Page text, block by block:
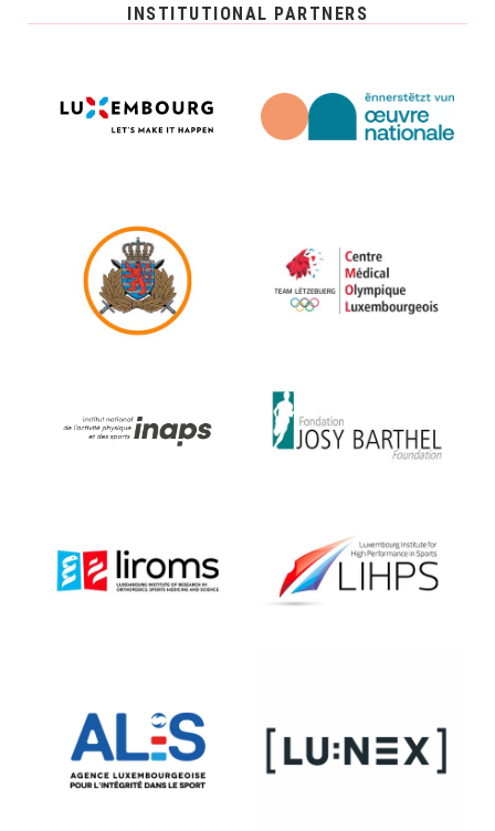
INSTITUTIONAL PARTNERS